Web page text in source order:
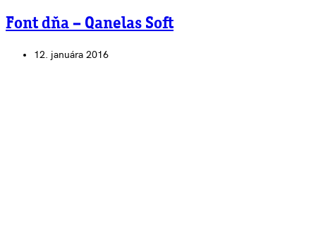
Font dňa – Qanelas Soft
12. januára 2016